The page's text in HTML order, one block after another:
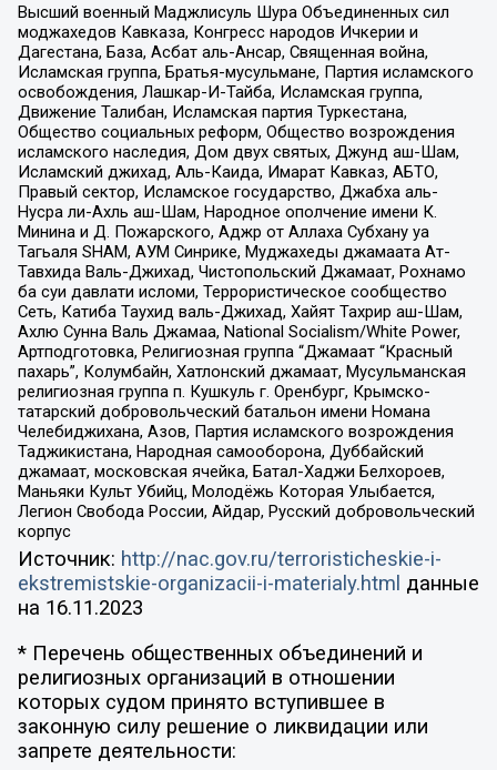
Высший военный Маджлисуль Шура Объединенных сил
моджахедов Кавказа, Конгресс народов Ичкерии и
Дагестана, База, Асбат аль-Ансар, Священная война,
Исламская группа, Братья-мусульмане, Партия исламского
освобождения, Лашкар-И-Тайба, Исламская группа,
Движение Талибан, Исламская партия Туркестана,
Общество социальных реформ, Общество возрождения
исламского наследия, Дом двух святых, Джунд аш-Шам,
Исламский джихад, Аль-Каида, Имарат Кавказ, АБТО,
Правый сектор, Исламское государство, Джабха аль-
Нусра ли-Ахль аш-Шам, Народное ополчение имени К.
Минина и Д. Пожарского, Аджр от Аллаха Субхану уа
Тагьаля SHAM, АУМ Синрике, Муджахеды джамаата Ат-
Тавхида Валь-Джихад, Чистопольский Джамаат, Рохнамо
ба суи давлати исломи, Террористическое сообщество
Сеть, Катиба Таухид валь-Джихад, Хайят Тахрир аш-Шам,
Ахлю Сунна Валь Джамаа, National Socialism/White Power,
Артподготовка, Религиозная группа “Джамаат “Красный
пахарь”, Колумбайн, Хатлонский джамаат, Мусульманская
религиозная группа п. Кушкуль г. Оренбург, Крымско-
татарский добровольческий батальон имени Номана
Челебиджихана, Азов, Партия исламского возрождения
Таджикистана, Народная самооборона, Дуббайский
джамаат, московская ячейка, Батал-Хаджи Белхороев,
Маньяки Культ Убийц, Молодёжь Которая Улыбается,
Легион Свобода России, Айдар, Русский добровольческий
корпус
Источник: http://nac.gov.ru/terroristicheskie-i-
ekstremistskie-organizacii-i-materialy.html данные
на 16.11.2023
* Перечень общественных объединений и
религиозных организаций в отношении
которых судом принято вступившее в
законную силу решение о ликвидации или
запрете деятельности: